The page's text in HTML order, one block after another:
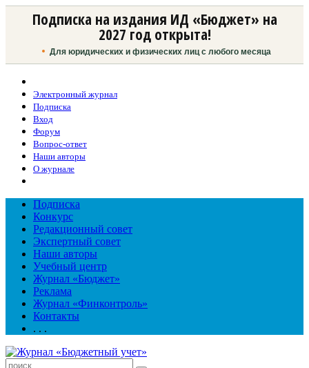
Подписка на издания ИД «Бюджет» на
2027 год открыта!
Для юридических и физических лиц с любого месяца
Электронный журнал
Подписка
Вход
Форум
Вопрос-ответ
Наши авторы
О журнале
Подписка
Конкурс
Редакционный совет
Экспертный совет
Наши авторы
Учебный центр
Журнал «Бюджет»
Реклама
Журнал «Финконтроль»
Контакты
. . .